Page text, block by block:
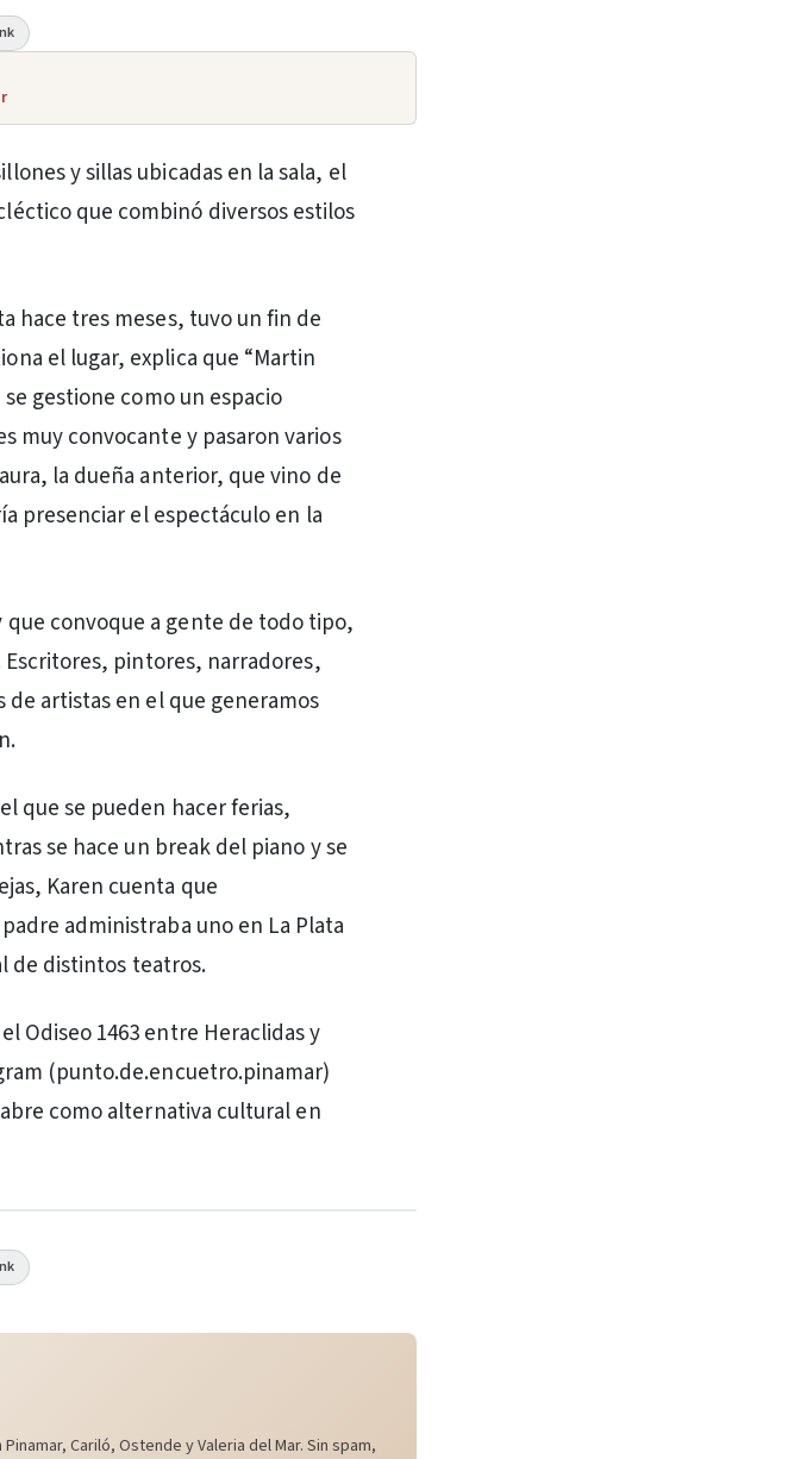
y sillas ubicadas en la sala, el
que combinó diversos estilos
hace tres meses, tuvo un fin de
el lugar, explica que “Martin
gestione como un espacio
muy convocante y pasaron varios
la dueña anterior, que vino de
presenciar el espectáculo en la
convoque a gente de todo tipo,
pintores, narradores,
de artistas en el que generamos
que se pueden hacer ferias,
se hace un break del piano y se
Karen cuenta que
administraba uno en La Plata
de distintos teatros.
Odiseo 1463 entre Heraclidas y
(punto.de.encuetro.pinamar)
como alternativa cultural en
Cariló, Ostende y Valeria del Mar. Sin spam,